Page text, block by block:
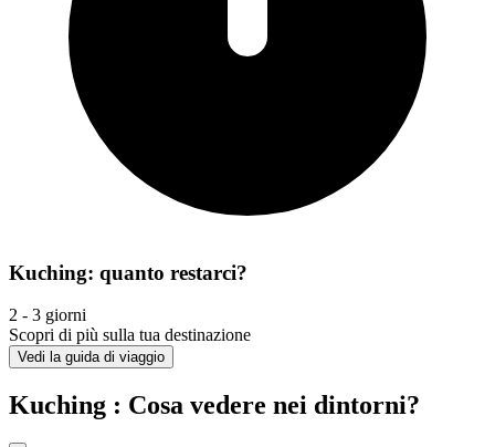
Kuching: quanto restarci?
2 - 3 giorni
Scopri di più sulla tua destinazione
Vedi la guida di viaggio
Kuching : Cosa vedere nei dintorni?